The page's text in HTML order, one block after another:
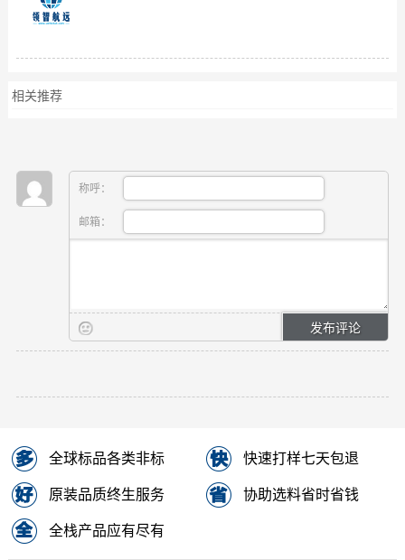
相关推荐
称呼：
邮箱：
全球标品各类非标 快速打样七天包退
原装品质终生服务 协助选料省时省钱
全栈产品应有尽有